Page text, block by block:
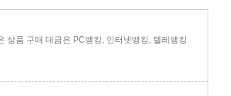
상품 구매 대금은 PC뱅킹, 인터넷뱅킹, 텔레뱅킹